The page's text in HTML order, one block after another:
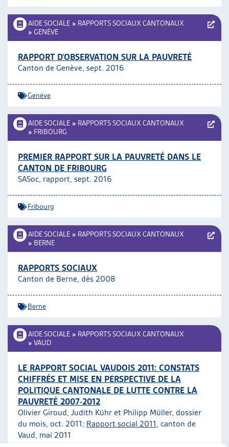
AIDE SOCIALE » RAPPORTS SOCIAUX CANTONAUX
» GENÈVE
RAPPORT D’OBSERVATION SUR LA PAUVRETÉ
Canton de Genève, sept. 2016
Genève
AIDE SOCIALE » RAPPORTS SOCIAUX CANTONAUX
» FRIBOURG
PREMIER RAPPORT SUR LA PAUVRETÉ DANS LE
CANTON DE FRIBOURG
SASoc, rapport, sept. 2016
Fribourg
AIDE SOCIALE » RAPPORTS SOCIAUX CANTONAUX
» BERNE
RAPPORTS SOCIAUX
Canton de Berne, dès 2008
Berne
AIDE SOCIALE » RAPPORTS SOCIAUX CANTONAUX
» VAUD
LE RAPPORT SOCIAL VAUDOIS 2011: CONSTATS
CHIFFRÉS ET MISE EN PERSPECTIVE DE LA
POLITIQUE CANTONALE DE LUTTE CONTRE LA
PAUVRETÉ 2007-2012
Olivier Giroud, Judith Kühr et Philipp Müller, dossier
du mois, oct. 2011; Rapport social 2011, canton de
Vaud, mai 2011